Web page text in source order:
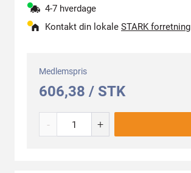
4-7 hverdage
Kontakt din lokale STARK forretning
Medlemspris
606,38 / STK
- +